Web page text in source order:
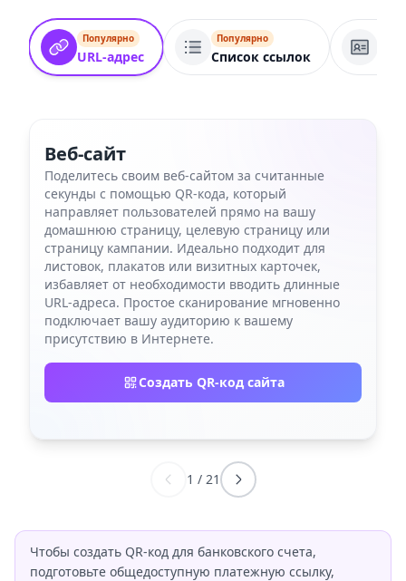
Популярно
URL-адрес
Популярно
Список ссылок
Веб-сайт
Поделитесь своим веб-сайтом за считанные
секунды с помощью QR-кода, который
направляет пользователей прямо на вашу
домашнюю страницу, целевую страницу или
страницу кампании. Идеально подходит для
листовок, плакатов или визитных карточек,
избавляет от необходимости вводить длинные
URL-адреса. Простое сканирование мгновенно
подключает вашу аудиторию к вашему
присутствию в Интернете.
Создать QR-код сайта
1 / 21
Чтобы создать QR-код для банковского счета,
подготовьте общедоступную платежную ссылку,